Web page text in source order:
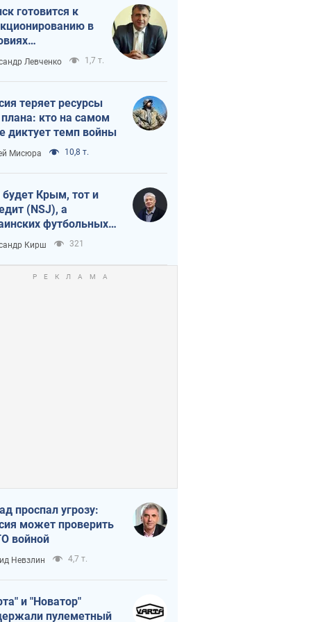
готовится к
в
кризиса
Левченко 1,7 т.
теряет ресурсы
кто на самом
диктует темп войны
Мисюра 10,8 т.
будет Крым, тот и
(NSJ), а
футбольных
могут
убийцами
Кирш 321
проспал угрозу:
может проверить
войной
Невзлин 4,7 т.
и "Новатор"
пулеметный